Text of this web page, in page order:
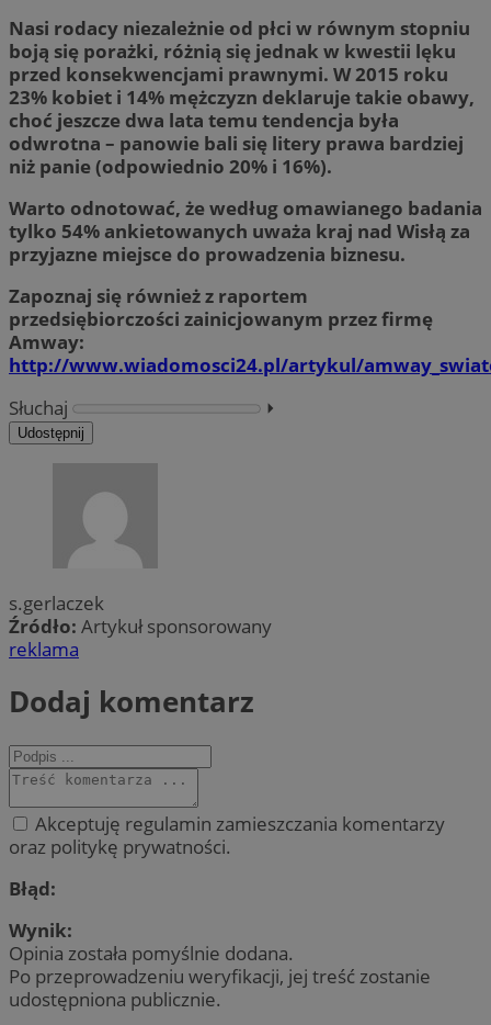
Nasi rodacy niezależnie od płci w równym stopniu
boją się porażki, różnią się jednak w kwestii lęku
przed konsekwencjami prawnymi. W 2015 roku
23% kobiet i 14% mężczyzn deklaruje takie obawy,
choć jeszcze dwa lata temu tendencja była
odwrotna – panowie bali się litery prawa bardziej
niż panie (odpowiednio 20% i 16%).
Warto odnotować, że według omawianego badania
tylko 54% ankietowanych uważa kraj nad Wisłą za
przyjazne miejsce do prowadzenia biznesu.
Zapoznaj się również z raportem
przedsiębiorczości zainicjowanym przez firmę
Amway:
http://www.wiadomosci24.pl/artykul/
Słuchaj
⏵︎
Udostępnij
s.gerlaczek
Źródło: Artykuł sponsorowany
reklama
Dodaj komentarz
Akceptuję regulamin zamieszczania komentarzy
oraz politykę prywatności.
Błąd:
Wynik:
Opinia została pomyślnie dodana.
Po przeprowadzeniu weryfikacji, jej treść zostanie
udostępniona publicznie.